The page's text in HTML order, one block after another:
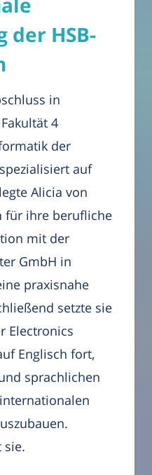
der HSB-
in
4
der
auf
Alicia von
für ihre berufliche
mit der
GmbH in
praxisnahe
setzte sie
Electronics
Englisch fort,
sprachlichen
sie.